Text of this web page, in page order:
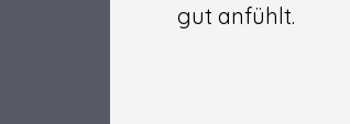
gut anfühlt.